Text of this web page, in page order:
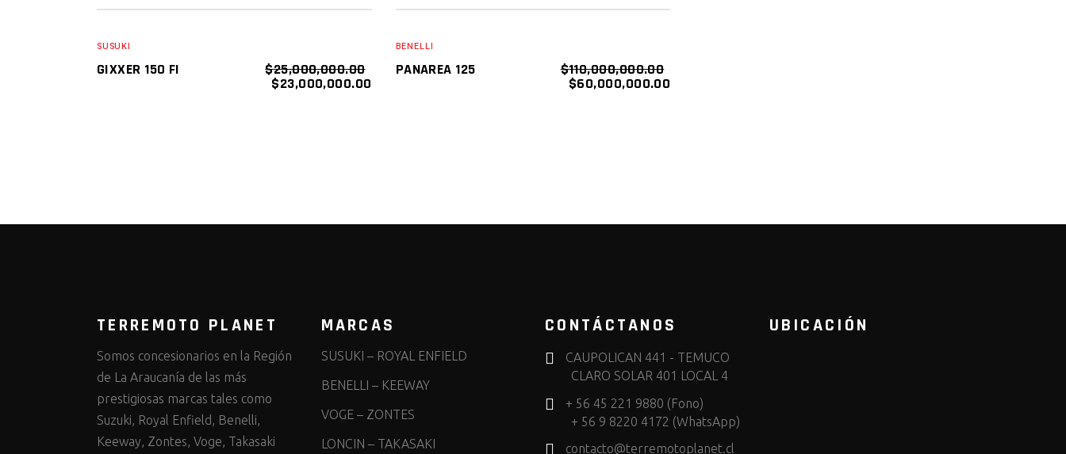
SUSUKI
GIXXER 150 FI $25,000,000.00
$23,000,000.00
BENELLI
PANAREA 125 $110,000,000.00
$60,000,000.00
TERREMOTO PLANET
Somos concesionarios en la Región
de La Araucanía de las más
prestigiosas marcas tales como
Suzuki, Royal Enfield, Benelli,
Keeway, Zontes, Voge, Takasaki
MARCAS
SUSUKI – ROYAL ENFIELD
BENELLI – KEEWAY
VOGE– ZONTES
LONCIN – TAKASAKI
CONTÁCTANOS
CAUPOLICAN 441 - TEMUCO
CLARO SOLAR 401 LOCAL 4
+ 56 45 221 9880 (Fono)
+ 56 9 8220 4172 (WhatsApp)
contacto@terremotoplanet.cl
UBICACIÓN